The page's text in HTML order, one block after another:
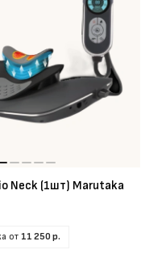
Neck (1шт) Marutaka
от 11 250 р.